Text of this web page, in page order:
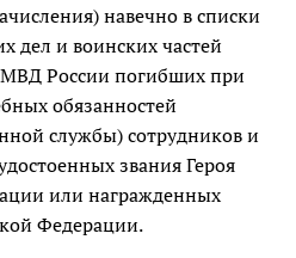
навечно в списки
дел и воинских частей
МВД России погибших при
обязанностей
службы) сотрудников и
звания Героя
или награжденных
Федерации.